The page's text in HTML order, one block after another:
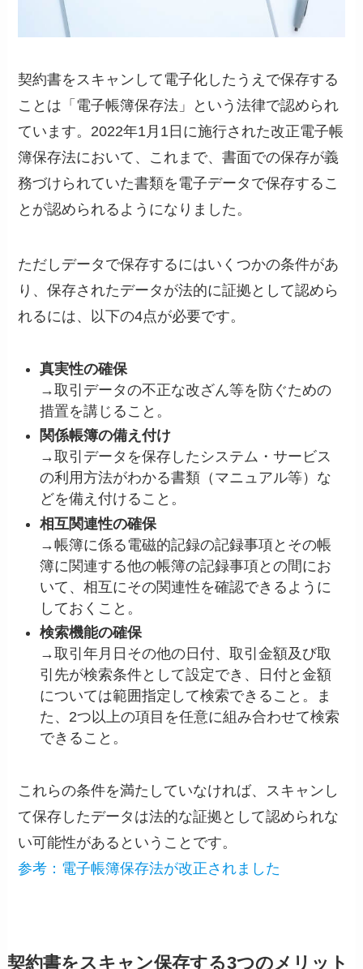
契約書をスキャンして電子化したうえで保存する
ことは「電子帳簿保存法」という法律で認められ
ています。2022年1月1日に施行された改正電子帳
簿保存法において、これまで、書面での保存が義
務づけられていた書類を電子データで保存するこ
とが認められるようになりました。
ただしデータで保存するにはいくつかの条件があ
り、保存されたデータが法的に証拠として認めら
れるには、以下の4点が必要です。
真実性の確保
→取引データの不正な改ざん等を防ぐための
措置を講じること。
関係帳簿の備え付け
→取引データを保存したシステム・サービス
の利用方法がわかる書類（マニュアル等）な
どを備え付けること。
相互関連性の確保
→帳簿に係る電磁的記録の記録事項とその帳
簿に関連する他の帳簿の記録事項との間にお
いて、相互にその関連性を確認できるように
しておくこと。
検索機能の確保
→取引年月日その他の日付、取引金額及び取
引先が検索条件として設定でき、日付と金額
については範囲指定して検索できること。ま
た、2つ以上の項目を任意に組み合わせて検索
できること。
これらの条件を満たしていなければ、スキャンし
て保存したデータは法的な証拠として認められな
い可能性があるということです。
参考： 電子帳簿保存法が改正されました
契約書をスキャン保存する3つのメリット